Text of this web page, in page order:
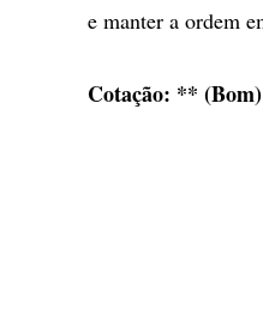
e manter a ordem
Cotação: ** (Bom)